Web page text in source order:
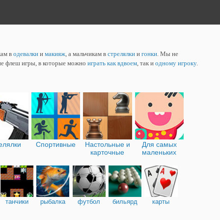
в одевалки и макияж, а мальчикам в стрелялки и гонки. Мы не
флеш игры, в которые можно играть как вдвоем, так и одному игроку.
Спортивные
Настольные и
карточные
Для самых
маленьких
танчики рыбалка футбол бильярд карты